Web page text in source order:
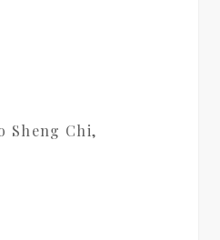
Sheng Chi,